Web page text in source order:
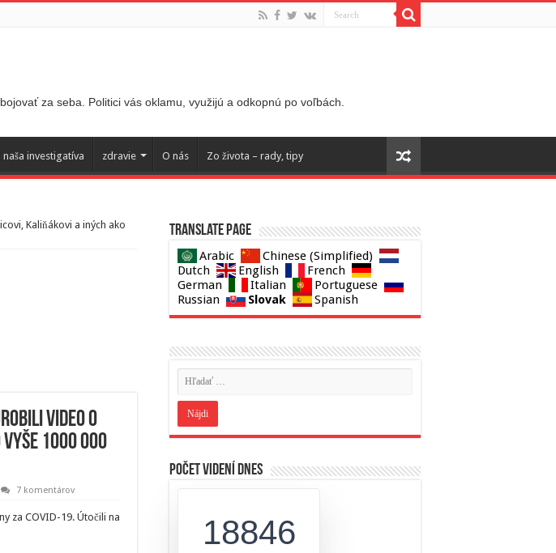
za seba. Politici vás oklamu, využijú a odkopnú po voľbách.
naša investigatíva zdravie O nás Zo života – rady, tipy
Kaliňákovi a iných ako
video o
1000 000
7 komentárov
za COVID-19. Útočili na
Translate page
Arabic
Chinese (Simplified)
Dutch
English
French
German
Italian
Portuguese
Russian
Slovak Spanish
Počet videní dnes
18846